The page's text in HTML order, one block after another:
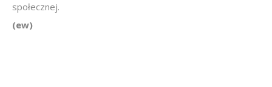
społecznej.
(ew)